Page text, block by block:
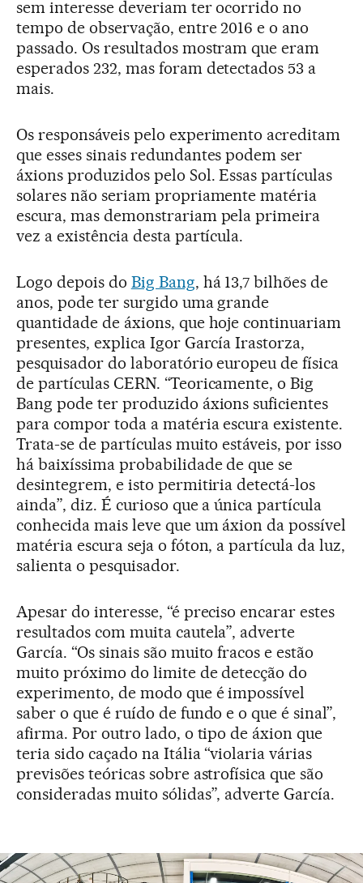
sem interesse deveriam ter ocorrido no
tempo de observação, entre 2016 e o ano
passado. Os resultados mostram que eram
esperados 232, mas foram detectados 53 a
mais.
Os responsáveis pelo experimento acreditam
que esses sinais redundantes podem ser
áxions produzidos pelo Sol. Essas partículas
solares não seriam propriamente matéria
escura, mas demonstrariam pela primeira
vez a existência desta partícula.
Logo depois do Big Bang, há 13,7 bilhões de
anos, pode ter surgido uma grande
quantidade de áxions, que hoje continuariam
presentes, explica Igor García Irastorza,
pesquisador do laboratório europeu de física
de partículas CERN. “Teoricamente, o Big
Bang pode ter produzido áxions suficientes
para compor toda a matéria escura existente.
Trata-se de partículas muito estáveis, por isso
há baixíssima probabilidade de que se
desintegrem, e isto permitiria detectá-los
ainda”, diz. É curioso que a única partícula
conhecida mais leve que um áxion da possível
matéria escura seja o fóton, a partícula da luz,
salienta o pesquisador.
Apesar do interesse, “é preciso encarar estes
resultados com muita cautela”, adverte
García. “Os sinais são muito fracos e estão
muito próximo do limite de detecção do
experimento, de modo que é impossível
saber o que é ruído de fundo e o que é sinal”,
afirma. Por outro lado, o tipo de áxion que
teria sido caçado na Itália “violaria várias
previsões teóricas sobre astrofísica que são
consideradas muito sólidas”, adverte García.